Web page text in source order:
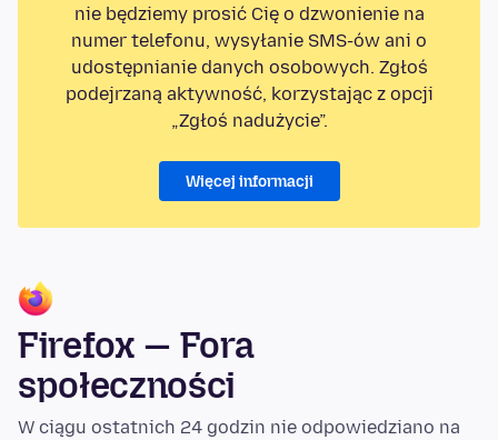
nie będziemy prosić Cię o dzwonienie na
numer telefonu, wysyłanie SMS-ów ani o
udostępnianie danych osobowych. Zgłoś
podejrzaną aktywność, korzystając z opcji
„Zgłoś nadużycie”.
Więcej informacji
Firefox — Fora
społeczności
W ciągu ostatnich 24 godzin nie odpowiedziano na